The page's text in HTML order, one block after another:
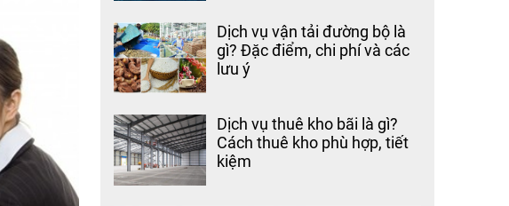
Dịch vụ vận tải đường bộ là
gì? Đặc điểm, chi phí và các
lưu ý
Dịch vụ thuê kho bãi là gì?
Cách thuê kho phù hợp, tiết
kiệm